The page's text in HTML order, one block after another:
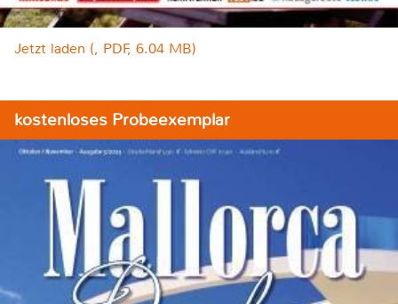
Jetzt laden (, PDF, 6.04 MB)
kostenloses Probeexemplar